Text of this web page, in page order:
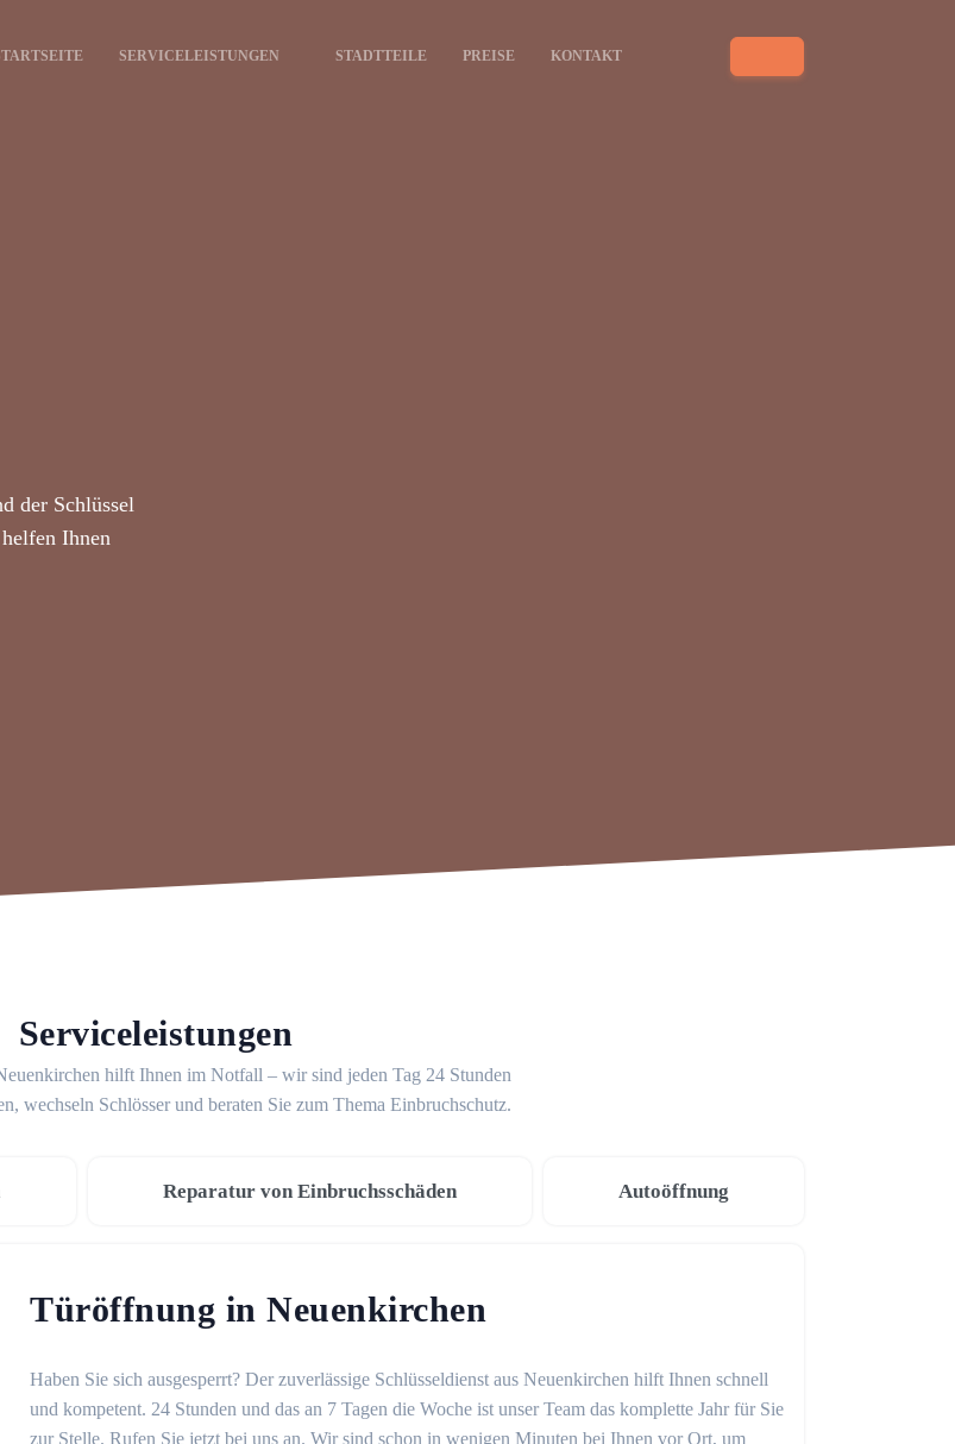
SERVICELEISTUNGEN STADTTEILE PREISE KONTAKT
der Schlüssel
Ihnen
Serviceleistungen
hilft Ihnen im Notfall – wir sind jeden Tag 24 Stunden
wechseln Schlösser und beraten Sie zum Thema Einbruchschutz.
Reparatur von Einbruchsschäden Autoöffnung
Türöffnung in Neuenkirchen
Haben Sie sich ausgesperrt? Der zuverlässige Schlüsseldienst aus Neuenkirchen hilft Ihnen schnell
und kompetent. 24 Stunden und das an 7 Tagen die Woche ist unser Team das komplette Jahr für Sie
zur Stelle. Rufen Sie jetzt bei uns an. Wir sind schon in wenigen Minuten bei Ihnen vor Ort, um